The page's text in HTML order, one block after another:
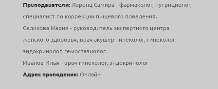
Преподаватели: Лоренц Самира - фармаколог, нутрициолог,
специалист по коррекции пищевого поведения.
Селихова Мария - руководитель экспертного центра
женского здоровья, врач акушер-гинеколог, гинеколог-
эндокринолог, гемостазиолог.
Иванов Илья - врач-гинеколог, эндокринолог
Адрес проведения: Онлайн